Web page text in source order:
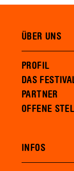
ÜBER UNS
PROFIL
DAS
PARTNER
OFFENE
INFOS